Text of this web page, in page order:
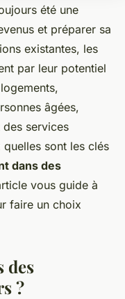
été une
et préparer sa
existantes, les
par leur potentiel
âgées,
services
sont les clés
dans des
vous guide à
faire un choix
des
?